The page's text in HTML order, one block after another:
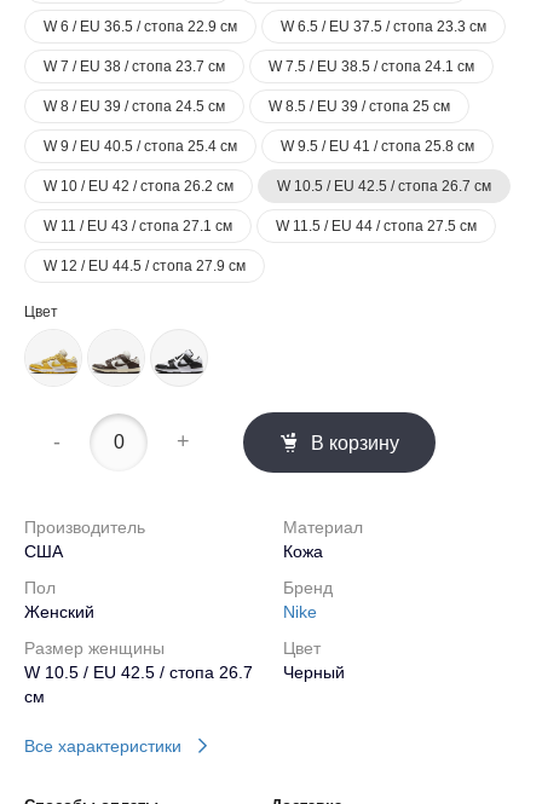
W 6 / EU 36.5 / стопа 22.9 см W 6.5 / EU 37.5 / стопа 23.3 см
W 7 / EU 38 / стопа 23.7 см W 7.5 / EU 38.5 / стопа 24.1 см
W 8 / EU 39 / стопа 24.5 см W 8.5 / EU 39 / стопа 25 см
W 9 / EU 40.5 / стопа 25.4 см W 9.5 / EU 41 / стопа 25.8 см
W 10 / EU 42 / стопа 26.2 см W 10.5 / EU 42.5 / стопа 26.7 см
W 11 / EU 43 / стопа 27.1 см W 11.5 / EU 44 / стопа 27.5 см
W 12 / EU 44.5 / стопа 27.9 см
Цвет
- + В корзину
Производитель
США
Материал
Кожа
Пол
Женский
Бренд
Nike
Размер женщины
W 10.5 / EU 42.5 / стопа 26.7
см
Цвет
Черный
Все характеристики